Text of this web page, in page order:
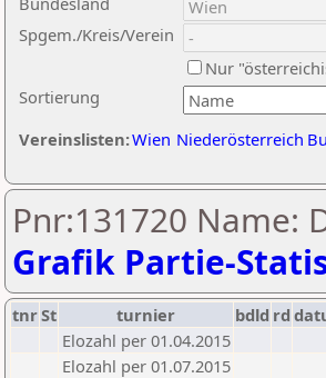
Sortierung
Spgem./Kreis/Verein
Nur
Vereinslisten:Wien Niederösterreich
Pnr:131720 Name:
Grafik Partie-
tnrSt turnier bdld rd
Elozahl per 01.04.2015
Elozahl per 01.07.2015